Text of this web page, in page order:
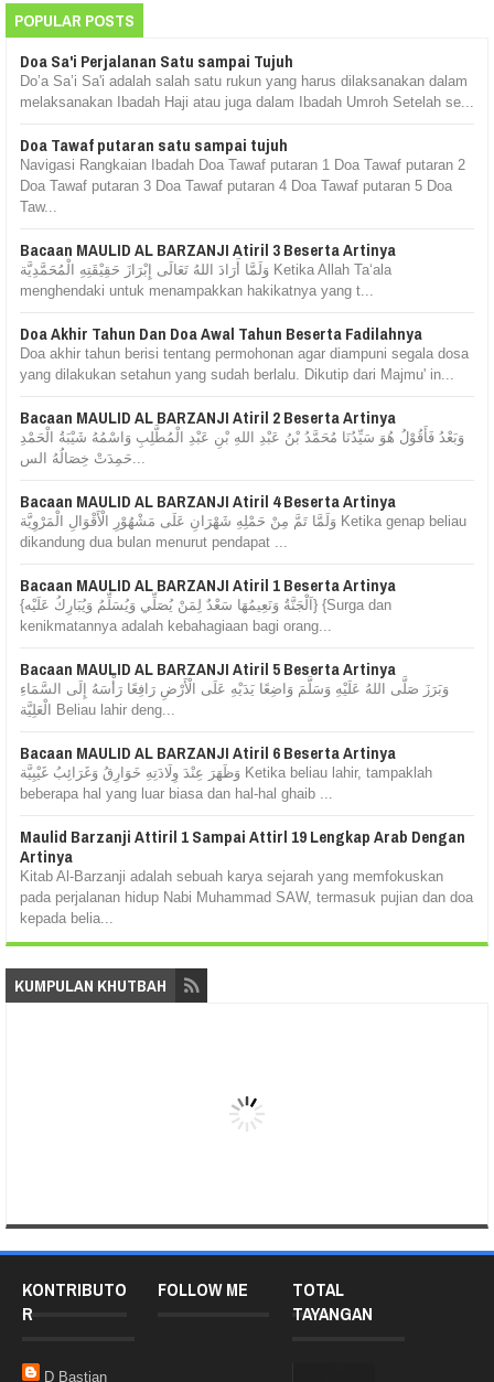
POPULAR POSTS
Doa Sa'i Perjalanan Satu sampai Tujuh
Do’a Sa’i Sa'i adalah salah satu rukun yang harus dilaksanakan dalam
melaksanakan Ibadah Haji atau juga dalam Ibadah Umroh Setelah se...
Doa Tawaf putaran satu sampai tujuh
Navigasi Rangkaian Ibadah Doa Tawaf putaran 1 Doa Tawaf putaran 2
Doa Tawaf putaran 3 Doa Tawaf putaran 4 Doa Tawaf putaran 5 Doa
Taw...
Bacaan MAULID AL BARZANJI Atiril 3 Beserta Artinya
وَلَمَّا أَرَادَ اللهُ تَعَالَى إِبْرَازَ حَقِيْقَتِهِ الْمُحَمَّدِيَّة Ketika Allah Ta‘ala
menghendaki untuk menampakkan hakikatnya yang t...
Doa Akhir Tahun Dan Doa Awal Tahun Beserta Fadilahnya
Doa akhir tahun berisi tentang permohonan agar diampuni segala dosa
yang dilakukan setahun yang sudah berlalu. Dikutip dari Majmu' in...
Bacaan MAULID AL BARZANJI Atiril 2 Beserta Artinya
وَبَعْدُ فَأَقُوْلُ هُوَ سَيِّدُنَا مُحَمَّدُ بْنُ عَبْدِ اللهِ بْنِ عَبْدِ الْمُطَّلِبِ وَاسْمُهُ شَيْبَةُ الْحَمْدِ
Bacaan MAULID AL BARZANJI Atiril 4 Beserta Artinya
وَلَمَّا تَمَّ مِنْ حَمْلِهِ شَهْرَانِ عَلَى مَشْهُوْرِ الْأَقْوَالِ الْمَرْوِيَّة Ketika genap beliau
dikandung dua bulan menurut pendapat ...
Bacaan MAULID AL BARZANJI Atiril 1 Beserta Artinya
{اَلْجَنَّةُ وَنَعِيمُهَا سَعْدٌ لِمَنْ يُصَلِّي وَيُسَلِّمُ وَيُبَارِكُ عَلَيْه} {Surga dan
kenikmatannya adalah kebahagiaan bagi orang...
Bacaan MAULID AL BARZANJI Atiril 5 Beserta Artinya
وَبَرَزَ صَلَّى اللهُ عَلَيْهِ وَسَلَّمَ وَاضِعًا يَدَيْهِ عَلَى الْأَرْضِ رَافِعًا رَأْسَهُ إِلَى السَّمَاءِ
الْعَلِيَّة Beliau lahir deng...
Bacaan MAULID AL BARZANJI Atiril 6 Beserta Artinya
وَظَهَرَ عِنْدَ وِلَادَتِهِ خَوَارِقُ وَغَرَائِبُ غَيْبِيَّة Ketika beliau lahir, tampaklah
beberapa hal yang luar biasa dan hal-hal ghaib ...
Maulid Barzanji Attiril 1 Sampai Attirl 19 Lengkap Arab Dengan
Artinya
Kitab Al-Barzanji adalah sebuah karya sejarah yang memfokuskan
pada perjalanan hidup Nabi Muhammad SAW, termasuk pujian dan doa
kepada belia...
KUMPULAN KHUTBAH
KONTRIBUTO
R
D Bastian
FOLLOW ME
TOTAL
TAYANGAN